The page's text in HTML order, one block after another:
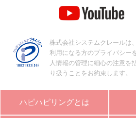
株式会社システムクレールは
利用になる方のプライバシー
人情報の管理に細心の注意を
り扱うことをお約束します。
ハピハピリングとは